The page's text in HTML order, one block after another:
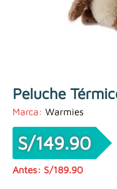
Peluche
Marca: Warmies
S/189.90
S/149.90